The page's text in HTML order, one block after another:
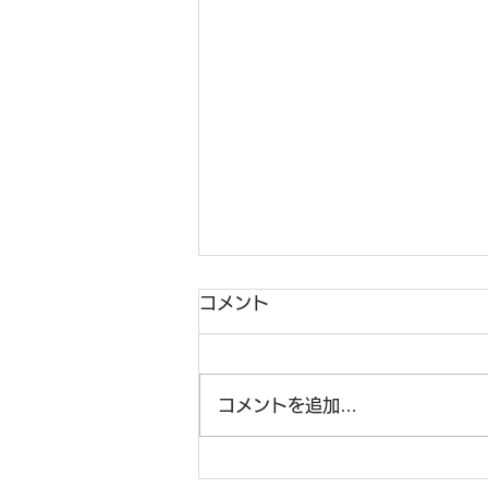
☆文字数指定語想起☆
コメント
コメントを追加…